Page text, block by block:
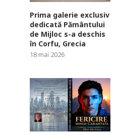
Prima galerie exclusiv
dedicată Pământului
de Mijloc s-a deschis
în Corfu, Grecia
18 mai 2026